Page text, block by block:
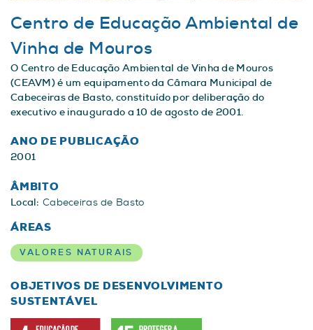
Centro de Educação Ambiental de
Vinha de Mouros
O Centro de Educação Ambiental de Vinha de Mouros
(CEAVM) é um equipamento da Câmara Municipal de
Cabeceiras de Basto, constituído por deliberação do
executivo e inaugurado a 10 de agosto de 2001.
ANO DE PUBLICAÇÃO
2001
ÂMBITO
Local: Cabeceiras de Basto
ÁREAS
VALORES NATURAIS
OBJETIVOS DE DESENVOLVIMENTO
SUSTENTÁVEL